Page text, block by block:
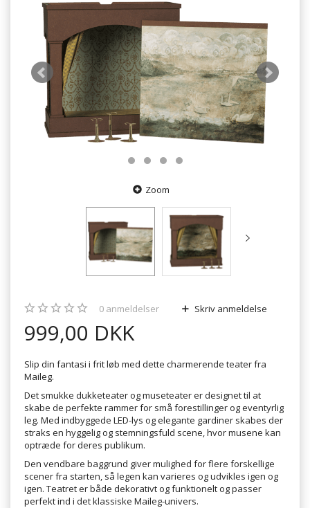
Zoom
0 anmeldelser Skriv anmeldelse
999,00 DKK
Slip din fantasi i frit løb med dette charmerende teater fra
Maileg.
Det smukke dukketeater og museteater er designet til at
skabe de perfekte rammer for små forestillinger og eventyrlig
leg. Med indbyggede LED-lys og elegante gardiner skabes der
straks en hyggelig og stemningsfuld scene, hvor musene kan
optræde for deres publikum.
Den vendbare baggrund giver mulighed for flere forskellige
scener fra starten, så legen kan varieres og udvikles igen og
igen. Teatret er både dekorativt og funktionelt og passer
perfekt ind i det klassiske Maileg-univers.